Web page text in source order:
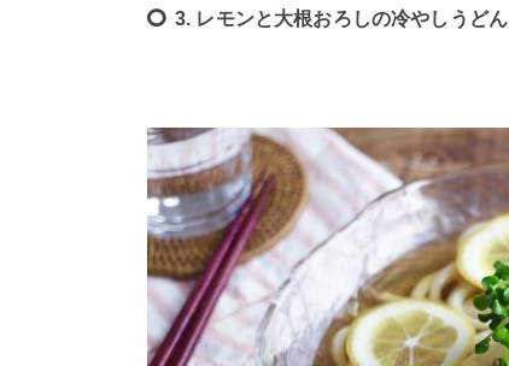
3. レモンと大根おろしの冷やしうどん